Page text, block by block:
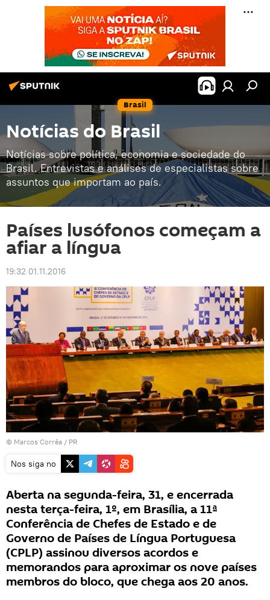
Brasil
Notícias do Brasil
Notícias sobre política, economia e sociedade do
Brasil. Entrevistas e análises de especialistas sobre
assuntos que importam ao país.
Países lusófonos começam a
afiar a língua
19:32 01.11.2016
© Marcos Corrêa / PR
Nos siga no
Aberta na segunda-feira, 31, e encerrada
nesta terça-feira, 1º, em Brasília, a 11ª
Conferência de Chefes de Estado e de
Governo de Países de Língua Portuguesa
(CPLP) assinou diversos acordos e
memorandos para aproximar os nove países
membros do bloco, que chega aos 20 anos.